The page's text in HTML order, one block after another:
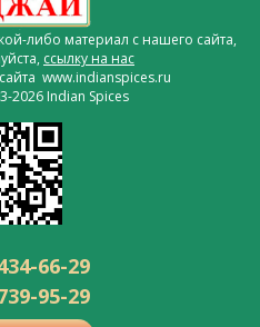
либо материал с нашего сайта,
ссылку на нас
www.indianspices.ru
2026 Indian Spices
66-29
95-29